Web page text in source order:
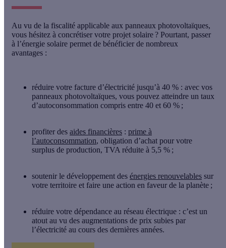
Au vu de la fiscalité applicable aux panneaux photovoltaïques,
vous hésitez à concrétiser votre projet solaire ? Pourtant, passer
à l’énergie solaire permet de bénéficier de nombreux
avantages :
réduire votre facture d’électricité jusqu’à 40 % : avec vos
panneaux photovoltaïques, vous pouvez atteindre un taux
d’autoconsommation compris entre 40 et 60 % ;
profiter des aides financières : prime à
l’autoconsommation, obligation d’achat pour votre
surplus de production, TVA réduite à 5,5 % ;
soutenir le développement des énergies renouvelables sur
votre territoire et faire une action en faveur de la planète ;
réduire votre dépendance au réseau électrique : c’est un
atout au vu des augmentations de prix subies par
l’électricité au cours des dernières années.